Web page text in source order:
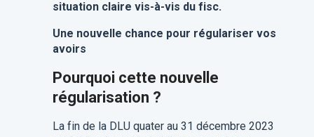
situation claire vis-à-vis du fisc.
Une nouvelle chance pour régulariser vos
avoirs
Pourquoi cette nouvelle
régularisation ?
La fin de la DLU quater au 31 décembre 2023